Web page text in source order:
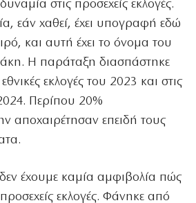
στις προσεχείς εκλογές.
εάν χαθεί, έχει υπογραφή εδώ
και αυτή έχει το όνομα του
Η παράταξη διασπάστηκε
εκλογές του 2023 και στις
Περίπου 20%
αποχαιρέτησαν επειδή τους
έχουμε καμία αμφιβολία πώς
προσεχείς εκλογές. Φάνηκε από